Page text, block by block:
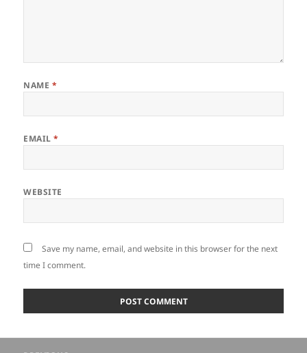
NAME *
EMAIL*
WEBSITE
Save my name, email, and website in this browser for the next
time I comment.